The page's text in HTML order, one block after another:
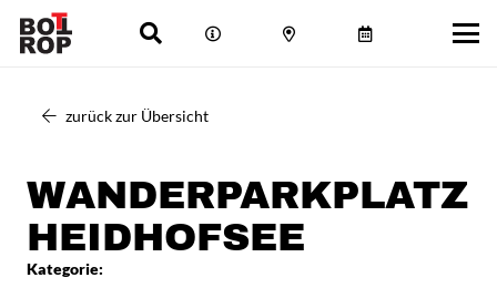
zurück zur Übersicht
WANDERPARKPLATZ
HEIDHOFSEE
Kategorie: